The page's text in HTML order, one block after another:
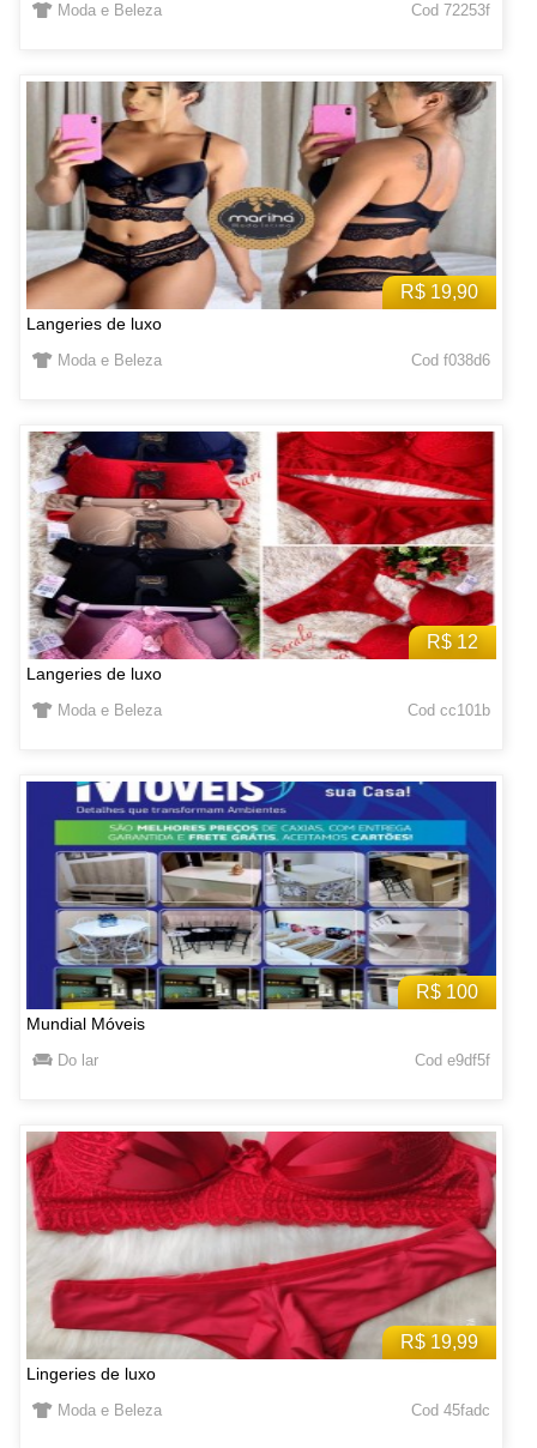
Moda e Beleza Cod 72253f
R$ 19,90
Langeries de luxo
Moda e Beleza Cod f038d6
R$ 12
Langeries de luxo
Moda e Beleza Cod cc101b
R$ 100
Mundial Móveis
Do lar Cod e9df5f
R$ 19,99
Lingeries de luxo
Moda e Beleza Cod 45fadc